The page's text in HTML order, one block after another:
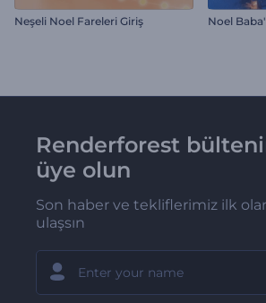
Neşeli Noel Fareleri Giriş
Renderforest
üye olun
Son haber ve tekliflerimiz ilk
ulaşsın